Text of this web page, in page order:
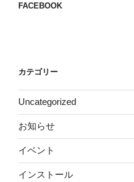
FACEBOOK
カテゴリー
Uncategorized
お知らせ
イベント
インストール